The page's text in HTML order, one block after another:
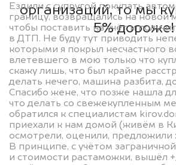
Ездили с супругой покупать
границу, возвращались на новой
чтобы поставить на учёт и
в ДТП. Не буду тут приводить
которыми я покрыл несчастного
влетевшего в мою только что
скажу лишь, что был крайне
делать нечего, машина разбита,
Спасибо жене, что позже нашла
что делать со свежекупленным
обратился к специалистам
приехали к нам домой (живём в
осмотрели, оценили, предложили
В принципе, с учётом
и стоимости растаможки, вышёл
организаций, то мы
5% дороже!